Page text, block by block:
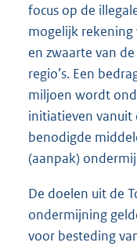
focus op de
mogelijk
en zwaarte van
regio’s. Een
miljoen wordt
initiatieven vanuit
benodigde
(aanpak)
De doelen uit de
ondermijning
voor besteding